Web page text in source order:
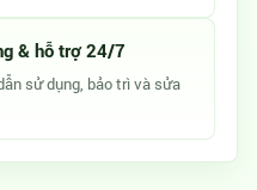
& hỗ trợ 24/7
sử dụng, bảo trì và sửa